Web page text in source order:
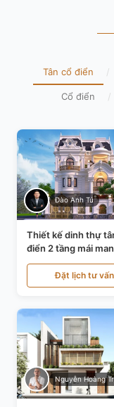
Tân cổ điển /
Cổ điển /
Đào Anh Tú
Thiết kế dinh thự
điển 2 tầng mái
tại Bắc Ninh
Đặt lịch tư vấn
Nguyễn Hoàng